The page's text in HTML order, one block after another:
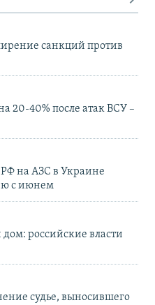
санкций против
20-40% после атак ВСУ –
РФ на АЗС в Украине
с июнем
российские власти
судье, выносившего